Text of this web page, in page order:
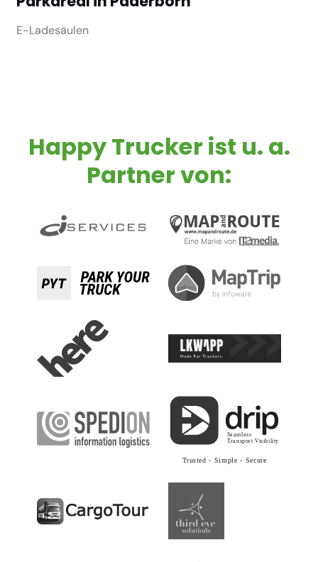
E-Ladesäulen
Happy Trucker ist u. a.
Partner von: